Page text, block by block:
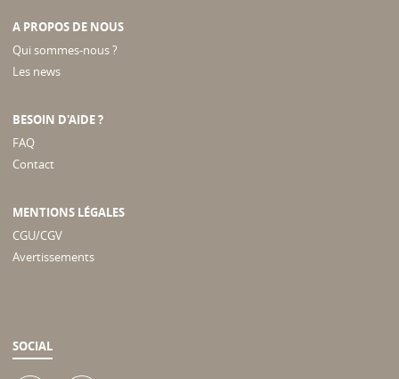
A PROPOS DE NOUS
Qui sommes-nous ?
Les news
BESOIN D'AIDE ?
FAQ
Contact
MENTIONS LÉGALES
CGU/CGV
Avertissements
SOCIAL